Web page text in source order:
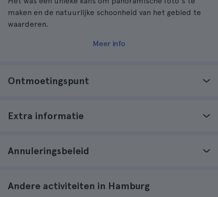
maken en de natuurlijke schoonheid van het gebied te
waarderen.
Meer info
Ontmoetingspunt
Extra informatie
Annuleringsbeleid
Andere activiteiten in Hamburg